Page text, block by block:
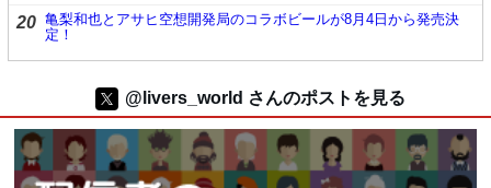
20 亀梨和也とアサヒ空想開発局のコラボビールが8月4日から発売決
定！
@livers_world さんのポストを見る